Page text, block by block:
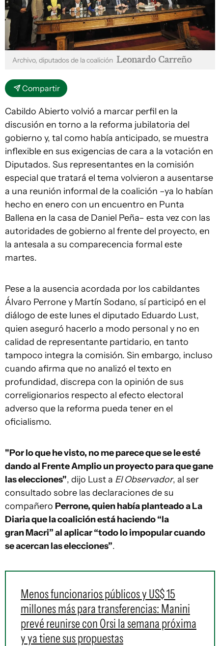
Archivo, diputados de la coalición Leonardo Carreño
Compartir
Cabildo Abierto volvió a marcar perfil en la
discusión en torno a la reforma jubilatoria del
gobierno y, tal como había anticipado, se muestra
inflexible en sus exigencias de cara a la votación en
Diputados. Sus representantes en la comisión
especial que tratará el tema volvieron a ausentarse
a una reunión informal de la coalición –ya lo habían
hecho en enero con un encuentro en Punta
Ballena en la casa de Daniel Peña– esta vez con las
autoridades de gobierno al frente del proyecto, en
la antesala a su comparecencia formal este
martes.
Pese a la ausencia acordada por los cabildantes
Álvaro Perrone y Martín Sodano, sí participó en el
diálogo de este lunes el diputado Eduardo Lust,
quien aseguró hacerlo a modo personal y no en
calidad de representante partidario, en tanto
tampoco integra la comisión. Sin embargo, incluso
cuando afirma que no analizó el texto en
profundidad, discrepa con la opinión de sus
correligionarios respecto al efecto electoral
adverso que la reforma pueda tener en el
oficialismo.
"Por lo que he visto, no me parece que se le esté
dando al Frente Amplio un proyecto para que gane
las elecciones", dijo Lust a El Observador, al ser
consultado sobre las declaraciones de su
compañero Perrone, quien había planteado a La
Diaria que la coalición está haciendo “la
gran Macri” al aplicar “todo lo impopular cuando
se acercan las elecciones”.
Menos funcionarios públicos y US$ 15
millones más para transferencias: Manini
prevé reunirse con Orsi la semana próxima
y ya tiene sus propuestas